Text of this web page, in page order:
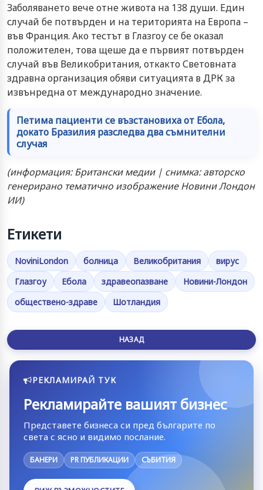
Заболяването вече отне живота на 138 души. Един
случай бе потвърден и на територията на Европа –
във Франция. Ако тестът в Глазгоу се бе оказал
положителен, това щеше да е първият потвърден
случай във Великобритания, откакто Световната
здравна организация обяви ситуацията в ДРК за
извънредна от международно значение.
Петима пациенти се възстановиха от Ебола,
докато Бразилия разследва два съмнителни
случая
(информация: Британски медии | снимка: авторско
генерирано тематично изображение Новини Лондон
ИИ)
Етикети
NoviniLondon болница Великобритания
вирус
Глазгоу
Ебола здравеопазване
Новини-Лондон
обществено-здраве
Шотландия
НАЗАД
РЕКЛАМИРАЙ ТУК
Рекламирайте вашият бизнес
Представете бизнеса си пред българите по
света с ясно и видимо послание.
БАНЕРИ PR ПУБЛИКАЦИИ СЪБИТИЯ